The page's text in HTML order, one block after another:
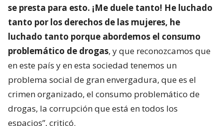
se presta para esto. ¡Me duele tanto! He luchado
tanto por los derechos de las mujeres, he
luchado tanto porque abordemos el consumo
problemático de drogas, y que reconozcamos que
en este país y en esta sociedad tenemos un
problema social de gran envergadura, que es el
crimen organizado, el consumo problemático de
drogas, la corrupción que está en todos los
espacios”, criticó.